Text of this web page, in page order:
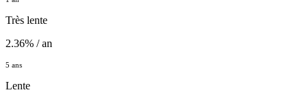
Très lente
2.36% / an
5 ans
Lente